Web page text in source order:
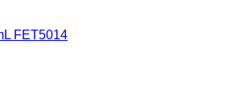
FET5014